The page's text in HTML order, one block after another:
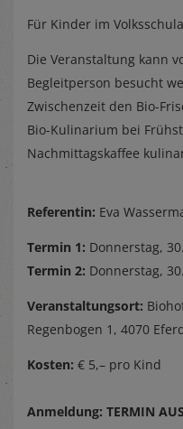
Für Kinder im
Die Veranstaltung kann
Begleitperson besucht
Zwischenzeit den Bio-
Bio-Kulinarium bei
Nachmittagskaffee
Referentin: Eva
Termin 1: Donnerstag,
Termin 2: Donnerstag,
Veranstaltungsort:
Regenbogen 1, 4070
Kosten: € 5,– pro Kind
Anmeldung: TERMIN